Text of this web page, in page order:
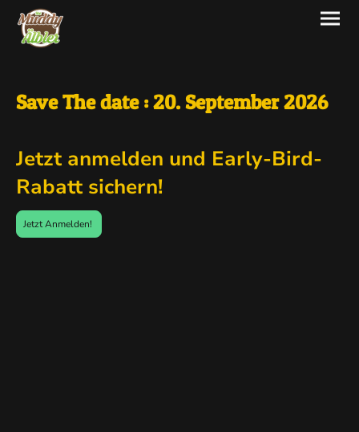
Save The date : 20. September 2026
Jetzt anmelden und Early-Bird-
Rabatt sichern!
Jetzt Anmelden!